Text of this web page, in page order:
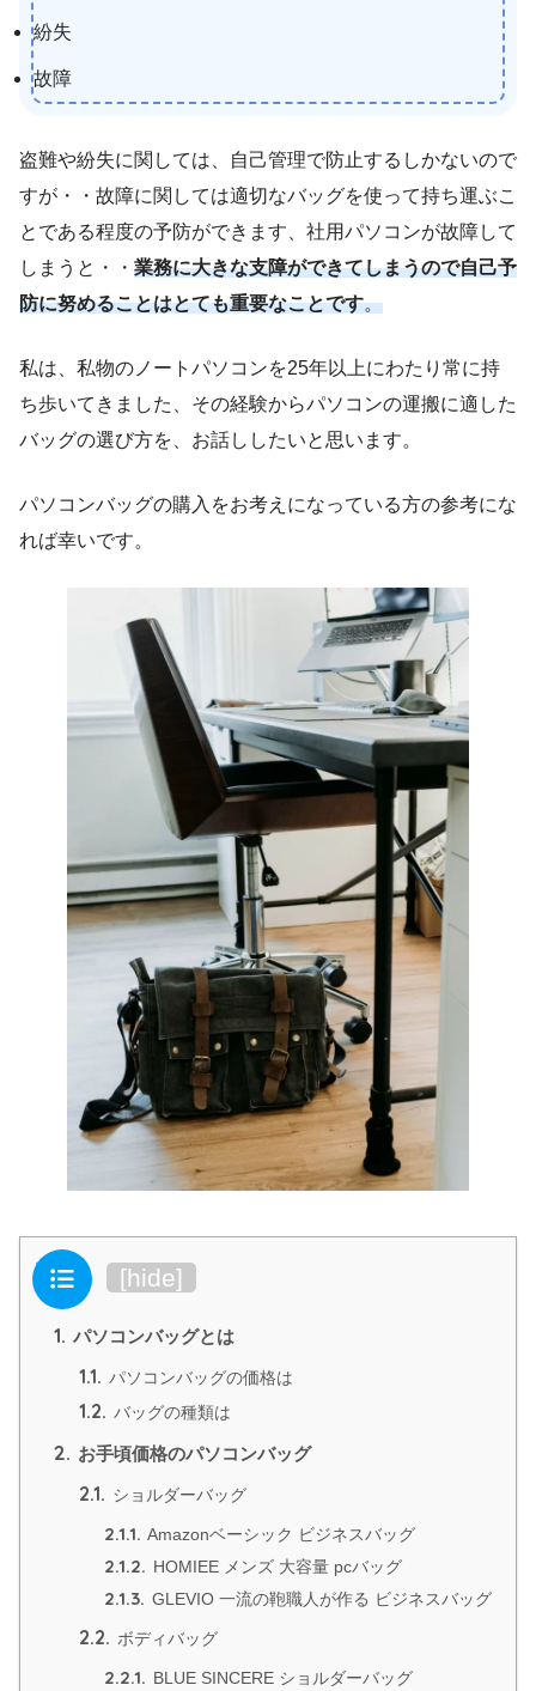
紛失
故障
盗難や紛失に関しては、自己管理で防止するしかないので
すが・・故障に関しては適切なバッグを使って持ち運ぶこ
とである程度の予防ができます、社用パソコンが故障して
しまうと・・ 業務に大きな支障ができてしまうので自己予
防に努めることはとても重要なことです。
私は、私物のノートパソコンを25年以上にわたり常に持
ち歩いてきました、その経験からパソコンの運搬に適した
バッグの選び方を、お話ししたいと思います。
パソコンバッグの購入をお考えになっている方の参考にな
れば幸いです。
目次 [hide]
1. パソコンバッグとは
1.1. パソコンバッグの価格は
1.2. バッグの種類は
2. お手頃価格のパソコンバッグ
2.1. ショルダーバッグ
2.1.1. Amazonベーシック ビジネスバッグ
2.1.2. HOMIEE メンズ 大容量 pcバッグ
2.1.3. GLEVIO 一流の鞄職人が作る ビジネスバッグ
2.2. ボディバッグ
2.2.1. BLUE SINCERE ショルダーバッグ